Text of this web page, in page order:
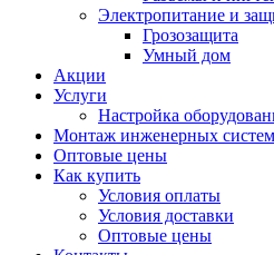
Электропитание и
Грозозащита
Умный дом
Акции
Услуги
Настройка
Монтаж инженерных систем
Оптовые цены
Как купить
Условия оплаты
Условия доставки
Оптовые цены